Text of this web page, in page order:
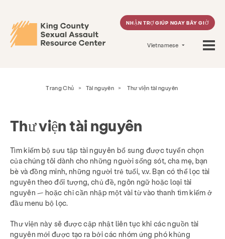
NHẬN TRỢ GIÚP NGAY BÂY GIỜ
Vietnamese
Trang Chủ > Tài nguyên > Thư viện tài nguyên
Thư viện tài nguyên
Tìm kiếm bộ sưu tập tài nguyên bổ sung được tuyển chọn
của chúng tôi dành cho những người sống sót, cha mẹ, bạn
bè và đồng minh, những người trẻ tuổi, v.v. Bạn có thể lọc tài
nguyên theo đối tượng, chủ đề, ngôn ngữ hoặc loại tài
nguyên — hoặc chỉ cần nhập một vài từ vào thanh tìm kiếm ở
đầu menu bộ lọc.
Thư viện này sẽ được cập nhật liên tục khi các nguồn tài
nguyên mới được tạo ra bởi các nhóm ứng phó khủng